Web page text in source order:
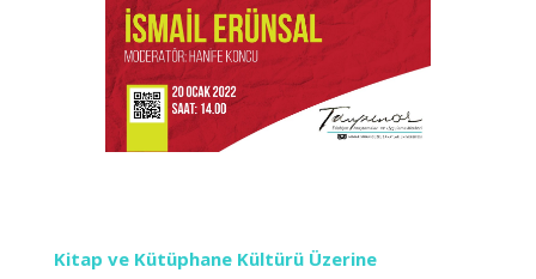
Kitap ve Kütüphane Kültürü Üzerine